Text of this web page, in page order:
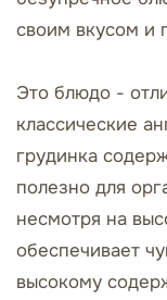
своим вкусом и
Это блюдо -
классические
грудинка
полезно для
несмотря на
обеспечивает
высокому